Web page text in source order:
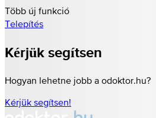
Több új funkció
Telepítés
Kérjük segítsen
Hogyan lehetne jobb a odoktor.hu?
Kérjük segítsen!